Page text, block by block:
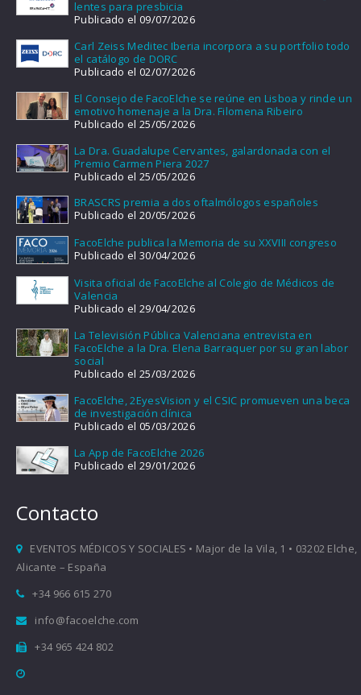
lentes para presbicia
Publicado el 09/07/2026
Carl Zeiss Meditec Iberia incorpora a su portfolio todo
el catálogo de DORC
Publicado el 02/07/2026
El Consejo de FacoElche se reúne en Lisboa y rinde un
emotivo homenaje a la Dra. Filomena Ribeiro
Publicado el 25/05/2026
La Dra. Guadalupe Cervantes, galardonada con el
Premio Carmen Piera 2027
Publicado el 25/05/2026
BRASCRS premia a dos oftalmólogos españoles
Publicado el 20/05/2026
FacoElche publica la Memoria de su XXVIII congreso
Publicado el 30/04/2026
Visita oficial de FacoElche al Colegio de Médicos de
Valencia
Publicado el 29/04/2026
La Televisión Pública Valenciana entrevista en
FacoElche a la Dra. Elena Barraquer por su gran labor
social
Publicado el 25/03/2026
FacoElche, 2EyesVision y el CSIC promueven una beca
de investigación clínica
Publicado el 05/03/2026
La App de FacoElche 2026
Publicado el 29/01/2026
Contacto
EVENTOS MÉDICOS Y SOCIALES • Major de la Vila, 1 • 03202 Elche,
Alicante – España
+34 966 615 270
info@facoelche.com
+34 965 424 802